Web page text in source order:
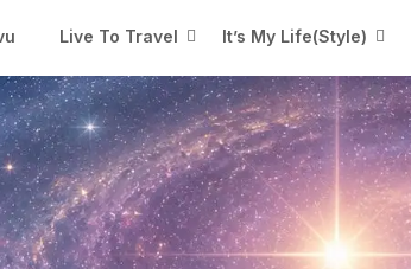
Live To Travel It’s My Life(Style)